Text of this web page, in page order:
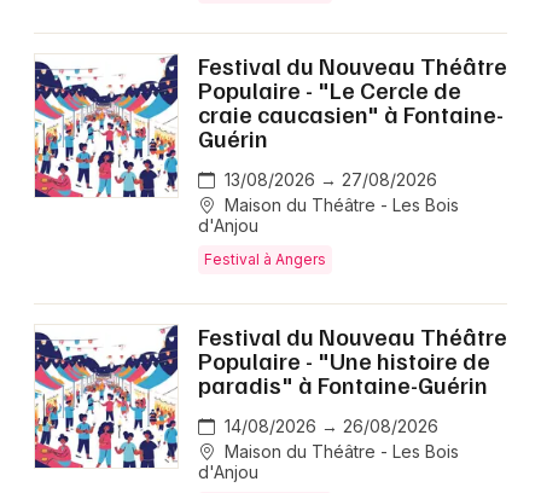
Festival du Nouveau Théâtre
Populaire - "Le Cercle de
craie caucasien" à Fontaine-
Guérin
13/08/2026 → 27/08/2026
Maison du Théâtre - Les Bois
d'Anjou
Festival à Angers
Festival du Nouveau Théâtre
Populaire - "Une histoire de
paradis" à Fontaine-Guérin
14/08/2026 → 26/08/2026
Maison du Théâtre - Les Bois
d'Anjou